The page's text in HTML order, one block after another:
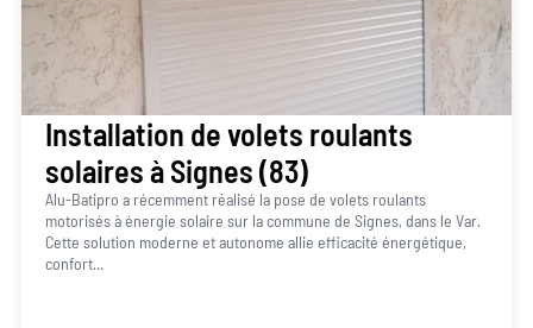
Installation de volets roulants
solaires à Signes (83)
Alu-Batipro a récemment réalisé la pose de volets roulants
motorisés à énergie solaire sur la commune de Signes, dans le Var.
Cette solution moderne et autonome allie efficacité énergétique,
confort...